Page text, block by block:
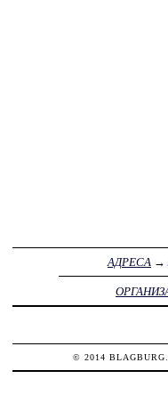
АДРЕСА →
© 2014